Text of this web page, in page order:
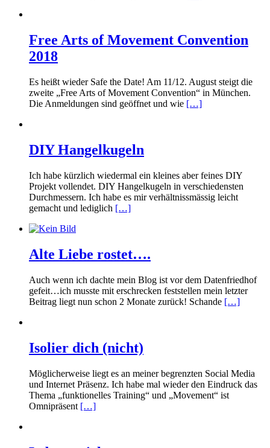
Free Arts of Movement Convention
2018
Es heißt wieder Safe the Date! Am 11/12. August steigt die
zweite „Free Arts of Movement Convention“ in München.
Die Anmeldungen sind geöffnet und wie […]
DIY Hangelkugeln
Ich habe kürzlich wiedermal ein kleines aber feines DIY
Projekt vollendet. DIY Hangelkugeln in verschiedensten
Durchmessern. Ich habe es mir verhältnissmässig leicht
gemacht und lediglich […]
Alte Liebe rostet….
Auch wenn ich dachte mein Blog ist vor dem Datenfriedhof
gefeit…ich musste mit erschrecken feststellen mein letzter
Beitrag liegt nun schon 2 Monate zurück! Schande […]
Isolier dich (nicht)
Möglicherweise liegt es an meiner begrenzten Social Media
und Internet Präsenz. Ich habe mal wieder den Eindruck das
Thema „funktionelles Training“ und „Movement“ ist
Omnipräsent […]